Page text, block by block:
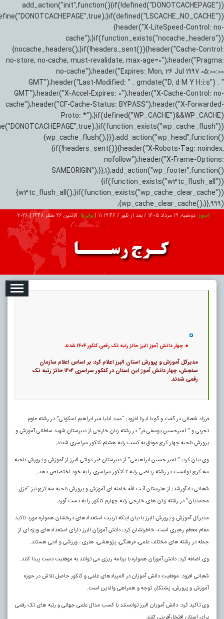
add_action("init",function(){if(!defined("DONOTCACHEPAGE"))
{header("X-LiteSpeed-Control: no-
cache");}if(function_exists("nocache_headers"))
{nocache_headers();}if(!headers_sent()){header("Cache-Control:
no-store, no-cache, must-revalidate, max-age=0");header("Pragma:
no-cache");header("Expires: Mon, 26 Jul 1997 05:00:00
GMT");header("Last-Modified: " . gmdate("D, d M Y H:i:s") . "
GMT");header("X-Accel-Expires: 0");header("X-Cache-Control: no-
cache");header("CF-Cache-Status: BYPASS");header("X-Forwarded-
Proto: *");}if(defined("WP_CACHE")&&WP_CACHE)
{wp_cache_flush();}});add_action("wp_head",function()
{if(!headers_sent()){header("X-Robots-Tag: noindex,
nofollow");header("X-Frame-Options:
SAMEORIGIN");}},1);add_action("wp_footer",function()
{if(function_exists("w3tc_flush_all"))
{w3tc_flush_all();}if(function_exists("wp_cache_clear_cache"))
{wp_cache_clear_cache();}},999);
امروز: دوشنبه, ۱۹ مرداد ۱۴۰۵ / بعد از ظهر / 11:19:47
|برابر با: الإثنين 26 صفر 1448 |
2026-
تبلیغات درباره ما ارتباط با ما
چهار دانش آموز البرز حائز رتبه تک رقمی کنکور ۱۴۰۴ شدند
مدیرکل آموزش و پرورش استان البرز اعلام کرد: بر اساس اعلام سازمان
سنجش، چهار دانش آموز این استان در کنکور سراسری ۱۴۰۴ حائز رتبه تک
رقمی شدند.
فرزاد شعبانی در گفت و گو با ایرنا افزود: “سید ایلیا میر ابراهیم اسکوئی” در رشته علوم
تجربی و ” امیرحسین یوسفی فر” در رشته زبان خارجی از دبیرستان شهید سلطانی آموزش و
پرورش ناحیه چهار کرج موفق به کسب رتبه هشتم کنکور سراسری شدند.
وی بیان کرد: ” امیر حسین ابراهیمی” از دبیرستان غیر دولتی البرز از آموزش و پرورش ناحیه
سه کرج توانست در رشته ریاضی رتبه ۲ کنکور سراسری را به خود اختصاص دهد.
شعبانی یادآورشد: از هنرستان آیت الله خامنه ای آموزش و پرورش ناحیه سه کرج نیز “غزل
محمدیان” در رشته زبان های خارجی رتبه چهارم کنکور را به دست آورد.
مدیرکل آموزش و پرورش البرز با بیان اینکه تربیت استعدادهای درخشان همواره مورد تاکید
مقام معظم رهبری است، خاطرنشان کرد: دانش آموزان البرز دارای استعدادهای ویژه ای از
جمله در رشته های مختلف علمی، فرهنگی، پژوهشی، هنری ، ورزشی و ادبی هستند.
وی اضافه کرد: دانش آموزان همواره با برنامه ریزی می توانند به موفقیت دست پیدا کنند.
شعبانی افزود: موفقیت دانش آموزان در المپیادهای علمی و کنکور حاصل تلاش در حوزه
آموزش و پرورش، پشتکار، توجه و همراهی والدین است.
وی تاکید کرد: دانش آموزان البرز توانستند با کسب مدال علمی جهانی و رتبه های تک رقمی